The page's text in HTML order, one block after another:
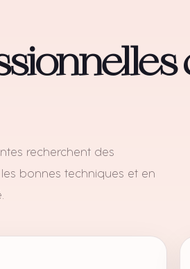
recherchent des
bonnes techniques et en